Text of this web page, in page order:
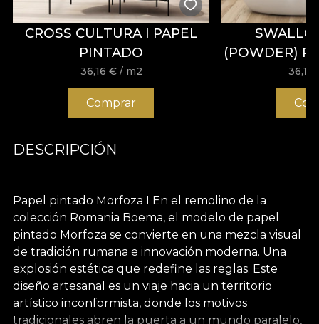
CROSS CULTURA I PAPEL
PINTADO
36,16 € / m2
Comprar
(POWDER)
36,16
DESCRIPCIÓN
Papel pintado Morfoza I En el remolino de la
colección Romania Boema, el modelo de papel
pintado Morfoza se convierte en una mezcla visual
de tradición rumana e innovación moderna. Una
explosión estética que redefine las reglas. Este
diseño artesanal es un viaje hacia un territorio
artístico inconformista, donde los motivos
tradicionales abren la puerta a un mundo paralelo,